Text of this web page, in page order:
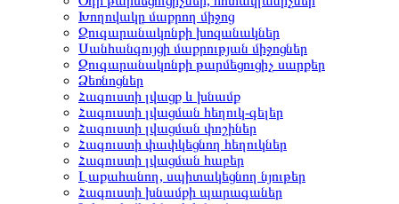
Խողովակը մաքրող միջոց
Զուգարանակոնքի խոզանակներ
Սանհանգույցի մաքրության միջոցներ
Զուգարանակոնքի թարմեցուցիչ սարքեր
Ձեռնոցներ
Հագուստի լվացք և խնամք
Հագուստի լվացման հեղուկ-գելեր
Հագուստի լվացման փոշիներ
Հագուստի փափկեցնող հեղուկներ
Հագուստի լվացման հաբեր
Լաքահանող, սպիտակեցնող նյութեր
Հագուստի խնամքի պարագաներ